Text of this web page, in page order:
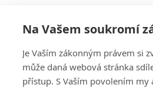
Na Vašem soukromí
Je Vaším zákonným právem si
může daná webová stránka
přístup. S Vaším povolením my